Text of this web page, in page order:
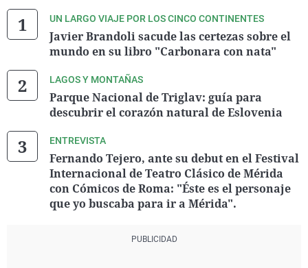
UN LARGO VIAJE POR LOS CINCO CONTINENTES
Javier Brandoli sacude las certezas sobre el
mundo en su libro "Carbonara con nata"
LAGOS Y MONTAÑAS
Parque Nacional de Triglav: guía para
descubrir el corazón natural de Eslovenia
ENTREVISTA
Fernando Tejero, ante su debut en el Festival
Internacional de Teatro Clásico de Mérida
con Cómicos de Roma: "Éste es el personaje
que yo buscaba para ir a Mérida".